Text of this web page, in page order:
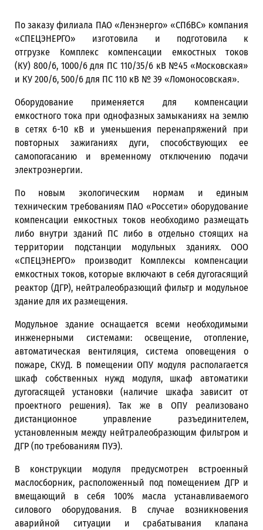
По заказу филиала ПАО «Ленэнерго» «СПбВС» компания
«СПЕЦЭНЕРГО» изготовила и подготовила к
отгрузке Комплекс компенсации емкостных токов
(КУ) 800/6, 1000/6 для ПС 110/35/6 кВ №45 «Московская»
и КУ 200/6, 500/6 для ПС 110 кВ № 39 «Ломоносовская».
Оборудование применяется для компенсации
емкостного тока при однофазных замыканиях на землю
в сетях 6-10 кВ и уменьшения перенапряжений при
повторных зажиганиях дуги, способствующих ее
самопогасанию и временному отключению подачи
электроэнергии.
По новым экологическим нормам и единым
техническим требованиям ПАО «Россети» оборудование
компенсации емкостных токов необходимо размещать
либо внутри зданий ПС либо в отдельно стоящих на
территории подстанции модульных зданиях. ООО
«СПЕЦЭНЕРГО» производит Комплексы компенсации
емкостных токов, которые включают в себя дугогасящий
реактор (ДГР), нейтралеобразющий фильтр и модульное
здание для их размещения.
Модульное здание оснащается всеми необходимыми
инженерными системами: освещение, отопление,
автоматическая вентиляция, система оповещения о
пожаре, СКУД. В помещении ОПУ модуля располагается
шкаф собственных нужд модуля, шкаф автоматики
дугогасящей установки (наличие шкафа зависит от
проектного решения). Так же в ОПУ реализовано
дистанционное управление разъединителем,
установленным между нейтралеобразющим фильтром и
ДГР (по требованиям ПУЭ).
В конструкции модуля предусмотрен встроенный
маслосборник, расположенный под помещением ДГР и
вмещающий в себя 100% масла устанавливаемого
силового оборудования. В случае возникновения
аварийной ситуации и срабатывания клапана